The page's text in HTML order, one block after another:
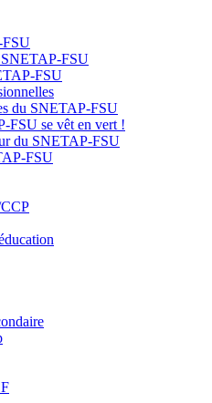
FSU
SNETAP-FSU
FSU
du SNETAP-FSU
FSU se vêt en vert !
du SNETAP-FSU
FSU